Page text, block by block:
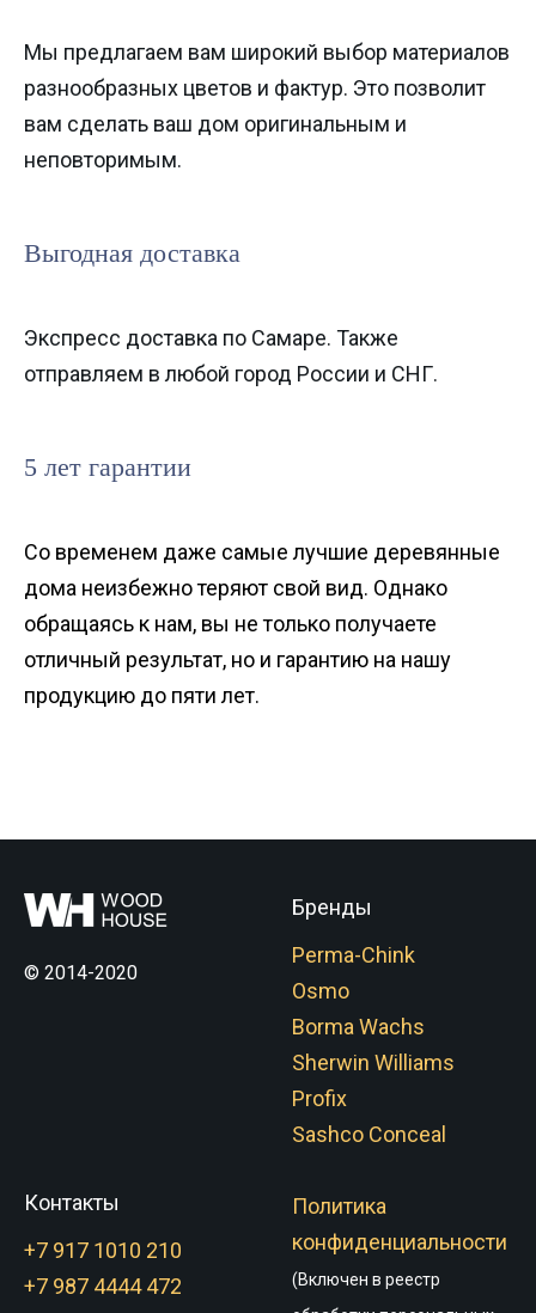
Мы предлагаем вам широкий выбор материалов
разнообразных цветов и фактур. Это позволит
вам сделать ваш дом оригинальным и
неповторимым.
Выгодная доставка
Экспресс доставка по Самаре. Также
отправляем в любой город России и СНГ.
5 лет гарантии
Со временем даже самые лучшие деревянные
дома неизбежно теряют свой вид. Однако
обращаясь к нам, вы не только получаете
отличный результат, но и гарантию на нашу
продукцию до пяти лет.
© 2014-2020
Бренды
Perma-Chink
Osmo
Borma Wachs
Sherwin Williams
Profix
Sashco Conceal
Контакты
+7 917 1010 210
+7 987 4444 472
Политика
конфиденциальности
(Включен в реестр